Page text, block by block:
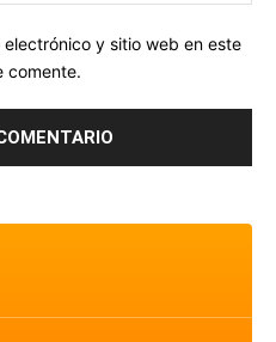
y sitio web en este
comente.